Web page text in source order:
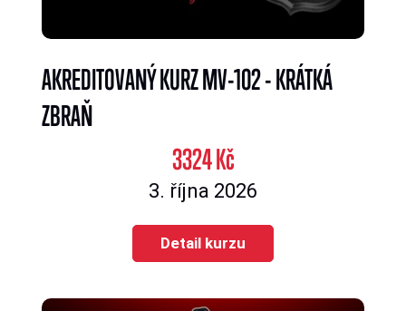
AKREDITOVANÝ KURZ MV-102 - KRÁTKÁ
ZBRAŇ
3324 Kč
3. října 2026
Detail kurzu